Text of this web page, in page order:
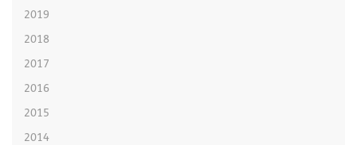
2019
2018
2017
2016
2015
2014